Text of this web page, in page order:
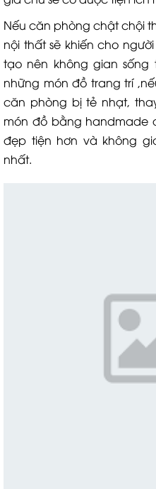
Nếu căn phòng chật chội
nội thất sẽ khiến cho
tạo nên không gian
những món đồ trang trí
căn phòng bị tẻ nhạt,
món đồ bằng handmade
đẹp tiện hơn và không
nhất.